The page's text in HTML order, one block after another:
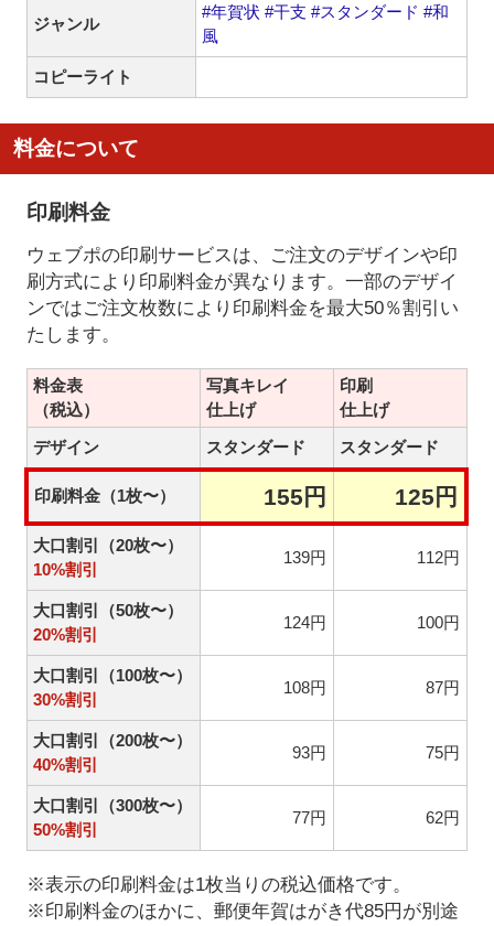
ジャンル
#年賀状 #干支 #スタンダード #和
風
コピーライト
料金について
印刷料金
ウェブポの印刷サービスは、ご注文のデザインや印
刷方式により印刷料金が異なります。一部のデザイ
ンではご注文枚数により印刷料金を最大50％割引い
たします。
料金表
（税込）
写真キレイ
仕上げ
印刷
仕上げ
デザイン
スタンダード スタンダード
印刷料金（1枚〜） 155円 125円
大口割引（20枚〜）
10%割引
139円 112円
大口割引（50枚〜）
20%割引
124円 100円
大口割引（100枚〜）
30%割引
108円 87円
大口割引（200枚〜）
40%割引
93円 75円
大口割引（300枚〜）
50%割引
77円 62円
※表示の印刷料金は1枚当りの税込価格です。
※印刷料金のほかに、郵便年賀はがき代85円が別途